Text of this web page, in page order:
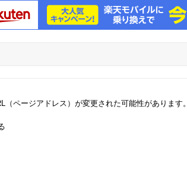
ページアドレス）が変更された可能性があります。